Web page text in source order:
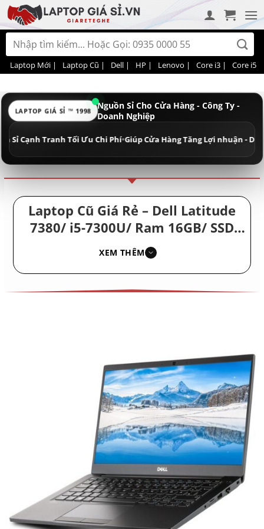
Bỏ
qua
nội
dung
Tìm
kiếm:
Laptop Mới | Laptop Cũ | Dell | HP | Lenovo | Core i3 | Core i5 |
Điều hướng Phân loại
LAPTOP GIÁ SỈ ™ 1998
Nguồn Sỉ Cho Cửa Hàng - Công Ty -
Doanh Nghiệp
Tranh Tối Ưu Chi Phí •Giúp Cửa Hàng Tăng Lợi nhuận - Doanh
Laptop Cũ Giá Rẻ – Dell Latitude
7380/ i5-7300U/ Ram 16GB/ SSD
512GB/ Laptop Nhỏ Gọn Giá Rẻ/
Mỏng Nhẹ/ Cao Cấp/ Bảo mật Tốt
XEM THÊM